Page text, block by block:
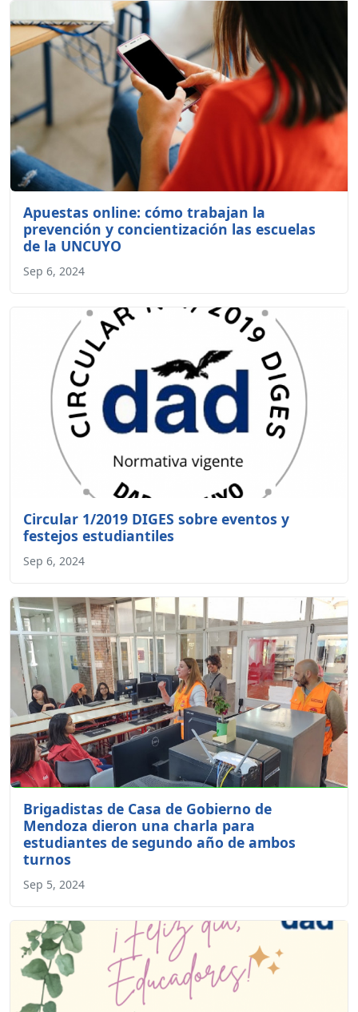
Apuestas online: cómo trabajan la
prevención y concientización las escuelas
de la UNCUYO
Sep 6, 2024
Circular 1/2019 DIGES sobre eventos y
festejos estudiantiles
Sep 6, 2024
Brigadistas de Casa de Gobierno de
Mendoza dieron una charla para
estudiantes de segundo año de ambos
turnos
Sep 5, 2024